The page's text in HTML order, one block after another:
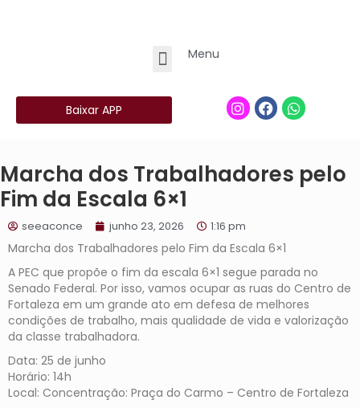
Menu
Baixar APP
Marcha dos Trabalhadores pelo
Fim da Escala 6×1
seeaconce junho 23, 2026 1:16 pm
Marcha dos Trabalhadores pelo Fim da Escala 6×1
A PEC que propõe o fim da escala 6×1 segue parada no
Senado Federal. Por isso, vamos ocupar as ruas do Centro de
Fortaleza em um grande ato em defesa de melhores
condições de trabalho, mais qualidade de vida e valorização
da classe trabalhadora.
Data: 25 de junho
Horário: 14h
Local: Concentração: Praça do Carmo – Centro de Fortaleza